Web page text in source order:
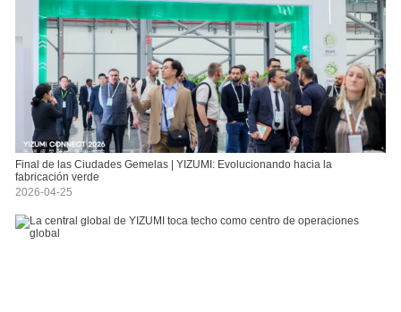
Final de las Ciudades Gemelas | YIZUMI: Evolucionando hacia la
fabricación verde
2026-04-25